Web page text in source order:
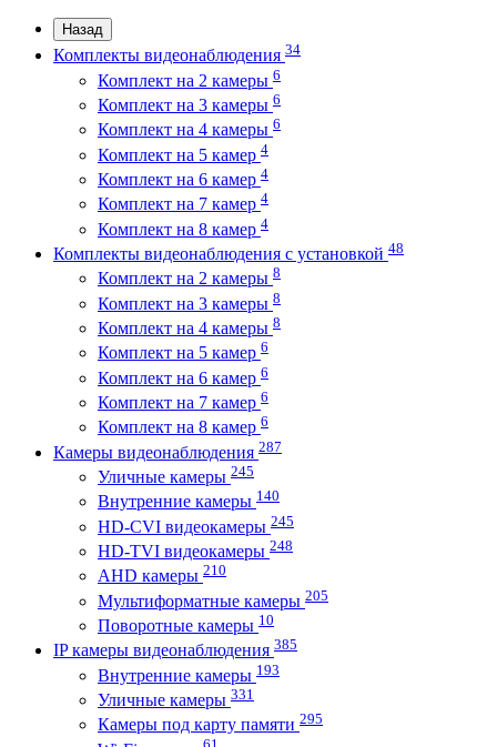
Назад
Комплекты видеонаблюдения 34
Комплект на 2 камеры 6
Комплект на 3 камеры 6
Комплект на 4 камеры 6
Комплект на 5 камер 4
Комплект на 6 камер 4
Комплект на 7 камер 4
Комплект на 8 камер 4
Комплекты видеонаблюдения с установкой 48
Комплект на 2 камеры 8
Комплект на 3 камеры 8
Комплект на 4 камеры 8
Комплект на 5 камер 6
Комплект на 6 камер 6
Комплект на 7 камер 6
Комплект на 8 камер 6
Камеры видеонаблюдения 287
Уличные камеры 245
Внутренние камеры 140
HD-CVI видеокамеры 245
HD-TVI видеокамеры 248
AHD камеры 210
Мультиформатные камеры 205
Поворотные камеры 10
IP камеры видеонаблюдения 385
Внутренние камеры 193
Уличные камеры 331
Камеры под карту памяти 295
61